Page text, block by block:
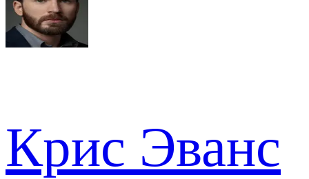
Крис Эванс